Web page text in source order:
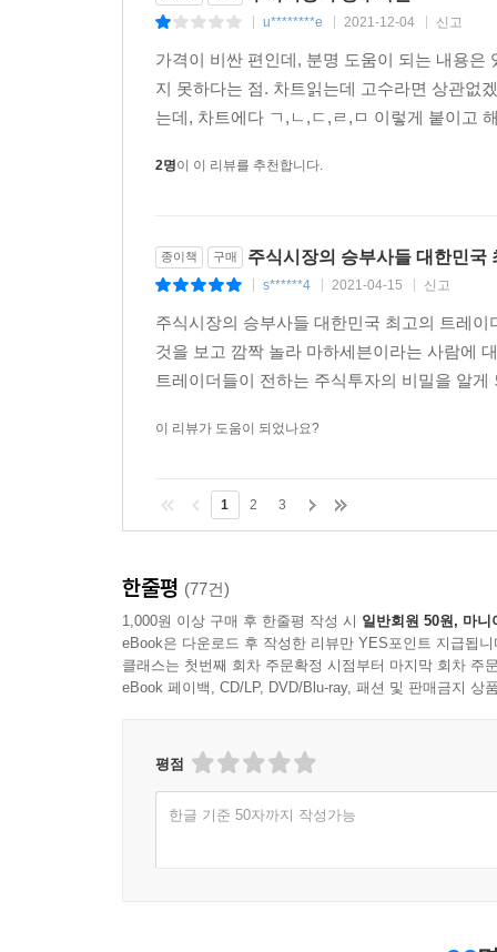
u********e 2021-12-04 신고
가격이 비싼 편인데, 분명 도움이 되는 내용
지 못하다는 점. 차트읽는데 고수라면 상관없
는데, 차트에다 ㄱ,ㄴ,ㄷ,ㄹ,ㅁ 이렇게 붙이고
2명이 이 리뷰를 추천합니다.
종이책 구매 주식시장의 승부사들 대한민국
s******4 2021-04-15 신고
주식시장의 승부사들 대한민국 최고의 트레
것을 보고 깜짝 놀라 마하세븐이라는 사람에
트레이더들이 전하는 주식투자의 비밀을 알
이 리뷰가 도움이 되었나요?
1 2 3
한줄평 (77건)
1,000원 이상 구매 후 한줄평 작성 시 일반회원 50원, 마니
eBook은 다운로드 후 작성한 리뷰만 YES포인트 지급됩니
클래스는 첫번째 회차 주문확정 시점부터 마지막 회차 주
eBook 페이백, CD/LP, DVD/Blu-ray, 패션 및 판매금지 상
평점
한글 기준 50자까지 작성가능